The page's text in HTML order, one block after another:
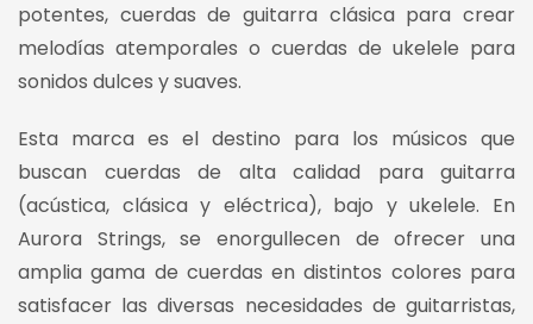
potentes, cuerdas de guitarra clásica para crear
melodías atemporales o cuerdas de ukelele para
sonidos dulces y suaves.
Esta marca es el destino para los músicos que
buscan cuerdas de alta calidad para guitarra
(acústica, clásica y eléctrica), bajo y ukelele. En
Aurora Strings, se enorgullecen de ofrecer una
amplia gama de cuerdas en distintos colores para
satisfacer las diversas necesidades de guitarristas,